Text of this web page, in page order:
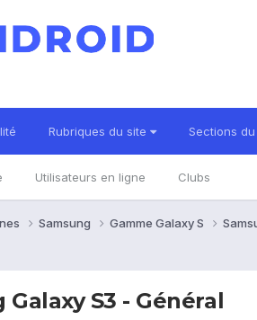
Rubriques du site Sections
Utilisateurs en ligne Clubs
Samsung Gamme Galaxy S
Galaxy S3 - Général